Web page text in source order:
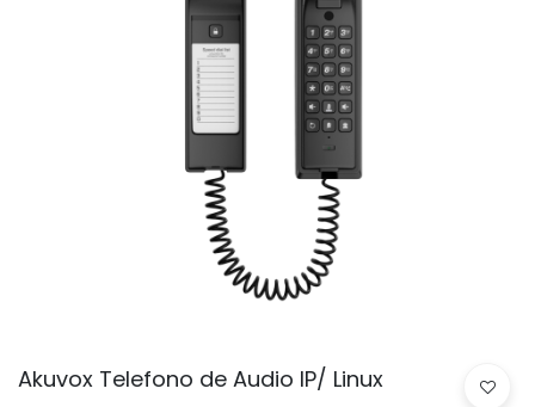
Akuvox Telefono de Audio IP/ Linux